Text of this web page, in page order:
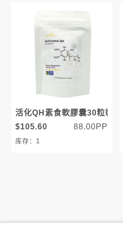
活化QH素食軟膠囊30粒裝
$105.60
88.00PP
库存：1